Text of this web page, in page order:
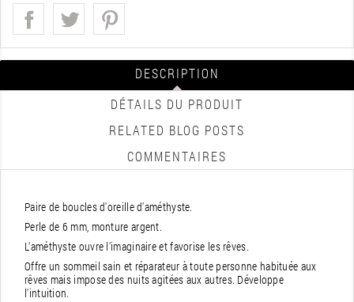
DESCRIPTION
DÉTAILS DU PRODUIT
RELATED BLOG POSTS
COMMENTAIRES
Paire de boucles d'oreille d'améthyste.
Perle de 6 mm, monture argent.
L'améthyste ouvre l'imaginaire et favorise les rêves.
Offre un sommeil sain et réparateur à toute personne habituée aux
rêves mais impose des nuits agitées aux autres. Développe
l'intuition.